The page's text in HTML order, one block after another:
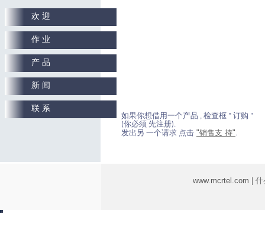
如果你想借用一个产品 , 检查框 " 订购 "
(你必须 先注册).
发出另 一个请求 点击 "销售支 持".
www.mcrtel.com |
欢 迎
作 业
产 品
新 闻
联 系